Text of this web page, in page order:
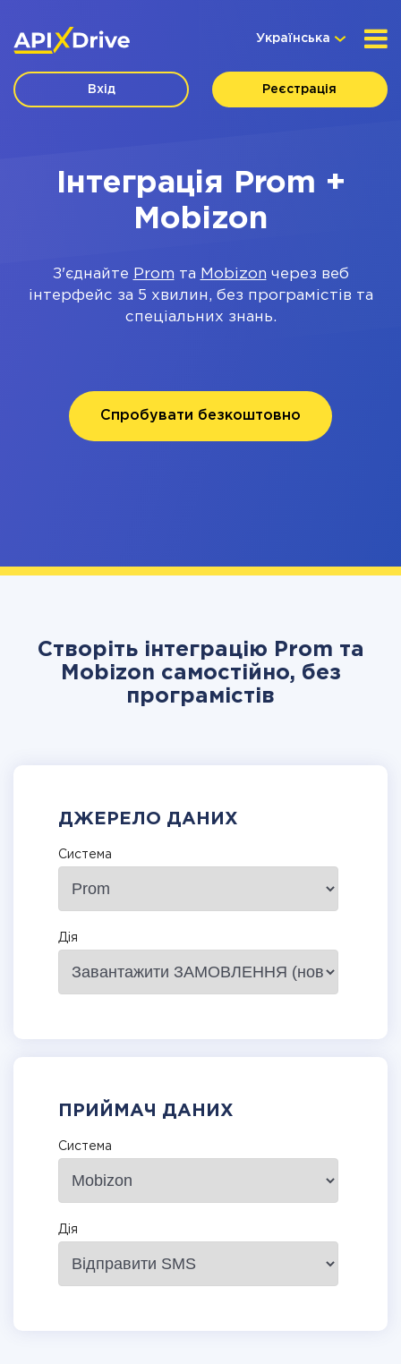
Українська
Вхід Реєстрація
Інтеграція Prom +
Mobizon
З'єднайте Prom та Mobizon через веб
інтерфейс за 5 хвилин, без програмістів та
спеціальних знань.
Спробувати безкоштовно
Створіть інтеграцію Prom та
Mobizon самостійно, без
програмістів
ДЖЕРЕЛО ДАНИХ
Система
Дія
ПРИЙМАЧ ДАНИХ
Система
Дія